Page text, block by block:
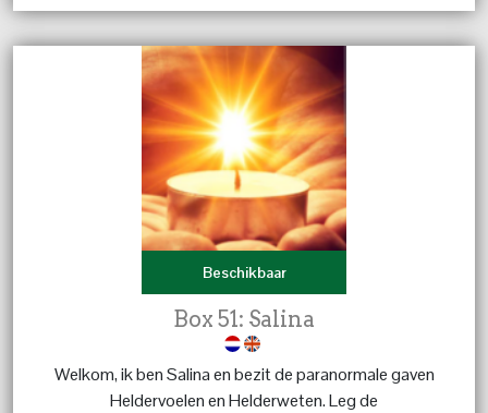
Beschikbaar
Box 51: Salina
Welkom, ik ben Salina en bezit de paranormale gaven
Heldervoelen en Helderweten. Leg de